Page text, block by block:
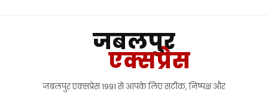
जबलपुर
एक्सप्रेस
जबलपुर एक्सप्रेस 1991 से आपके लिए सटीक, निष्पक्ष और